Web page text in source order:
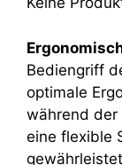
Bediengriff
optimale
während der
eine flexible